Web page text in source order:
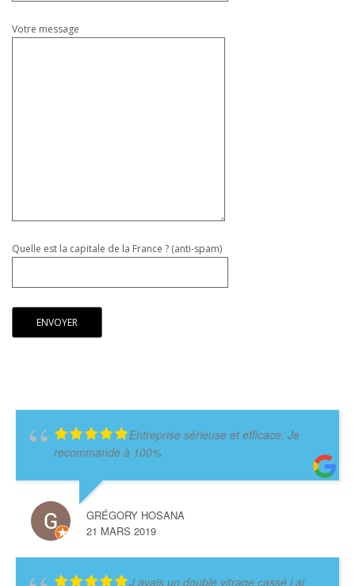
Votre message
Quelle est la capitale de la France ? (anti-spam)
Entreprise sérieuse et efficace. Je
recommande à 100%
GRÉGORY HOSANA
21 MARS 2019
J avais un double vitrage cassé j ai